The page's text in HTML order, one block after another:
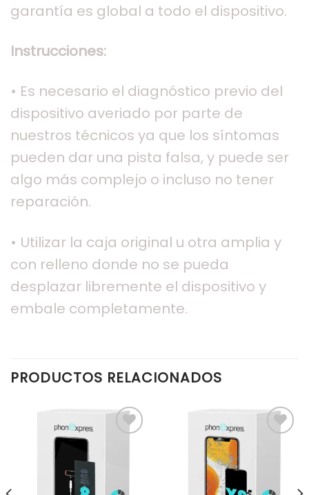
garantía es global a todo el dispositivo.
Instrucciones:
• Es necesario el diagnóstico previo del
dispositivo averiado por parte de
nuestros técnicos ya que los síntomas
pueden dar una pista falsa, y puede ser
algo más complejo o incluso no tener
reparación.
• Utilizar la caja original u otra amplia y
con relleno donde no se pueda
desplazar libremente el dispositivo y
embale completamente.
PRODUCTOS RELACIONADOS